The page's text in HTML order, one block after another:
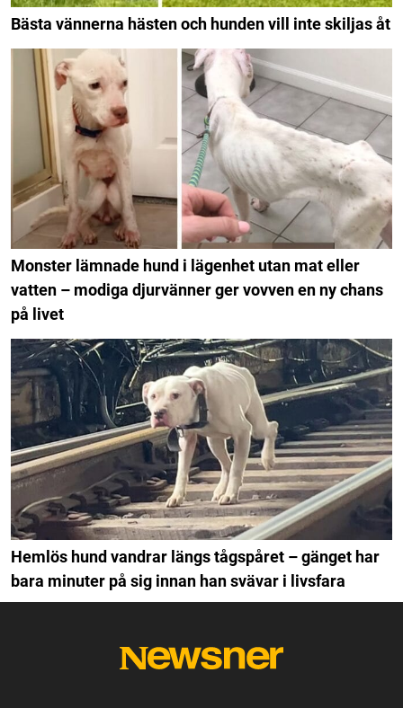
Bästa vännerna hästen och hunden vill inte skiljas åt
Monster lämnade hund i lägenhet utan mat eller
vatten – modiga djurvänner ger vovven en ny chans
på livet
Hemlös hund vandrar längs tågspåret – gänget har
bara minuter på sig innan han svävar i livsfara